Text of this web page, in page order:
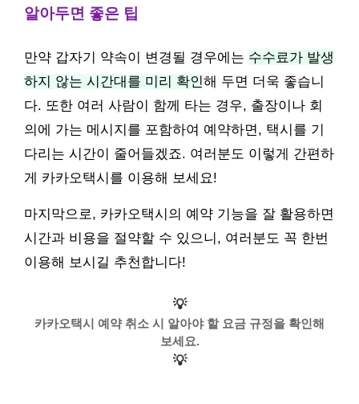
알아두면 좋은 팁
만약 갑자기 약속이 변경될 경우에는 수수료가 발생
하지 않는 시간대를 미리 확인해 두면 더욱 좋습니
다. 또한 여러 사람이 함께 타는 경우, 출장이나 회
의에 가는 메시지를 포함하여 예약하면, 택시를 기
다리는 시간이 줄어들겠죠. 여러분도 이렇게 간편하
게 카카오택시를 이용해 보세요!
마지막으로, 카카오택시의 예약 기능을 잘 활용하면
시간과 비용을 절약할 수 있으니, 여러분도 꼭 한번
이용해 보시길 추천합니다!
💡
카카오택시 예약 취소 시 알아야 할 요금 규정을 확인해
보세요.
💡